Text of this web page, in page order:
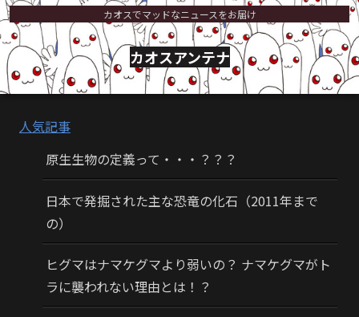
カオスでマッドなニュースをお届け
カオスアンテナ
人気記事
原生生物の定義って・・・？？？
日本で発掘された主な恐竜の化石（2011年まで
の）
ヒグマはナマケグマより弱いの？ ナマケグマがト
ラに襲われない理由とは！？